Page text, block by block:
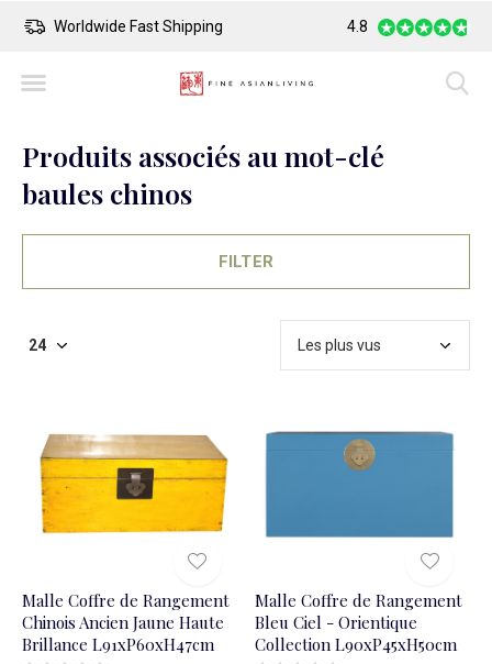
Worldwide Fast Shipping Safe Payment
4.8
Produits associés au mot-clé
baules chinos
FILTER
Malle Coffre de Rangement
Chinois Ancien Jaune Haute
Brillance L91xP60xH47cm
Malle Coffre de Rangement
Bleu Ciel - Orientique
Collection L90xP45xH50cm